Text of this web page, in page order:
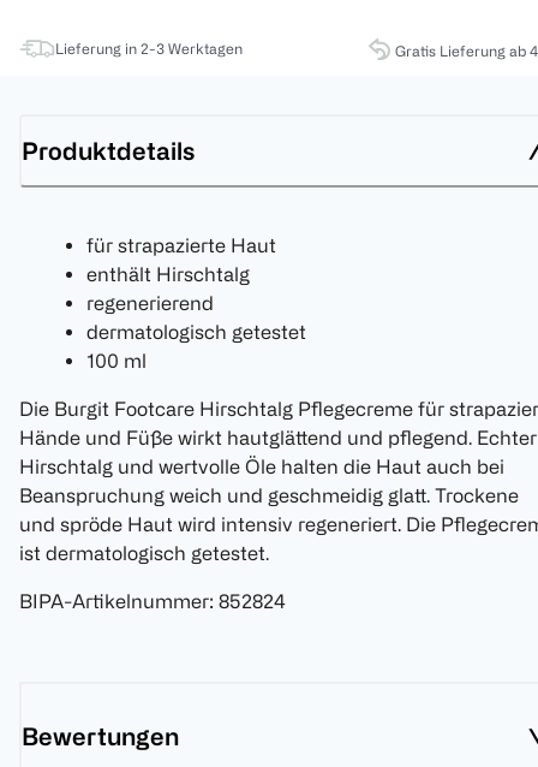
Lieferung in 2-3 Werktagen Gratis Lieferung ab
Produktdetails
für strapazierte Haut
enthält Hirschtalg
regenerierend
dermatologisch getestet
100 ml
Die Burgit Footcare Hirschtalg Pflegecreme für
Hände und Füße wirkt hautglättend und pflegend. Echter
Hirschtalg und wertvolle Öle halten die Haut auch bei
Beanspruchung weich und geschmeidig glatt. Trockene
und spröde Haut wird intensiv regeneriert. Die
ist dermatologisch getestet.
BIPA-Artikelnummer: 852824
Bewertungen